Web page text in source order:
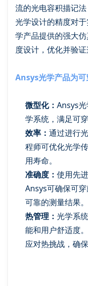
流的光电容积描记
光学设计的精度对
学产品提供的强大
度设计，优化并验证
Ansys光学产品为
微型化： Ansys
学系统，满足可
效率： 通过进行
程师可优化光学
用寿命。
准确度： 使用先
Ansys可确保可
可靠的测量结果。
热管理： 光学系
能和用户舒适度
应对热挑战，确